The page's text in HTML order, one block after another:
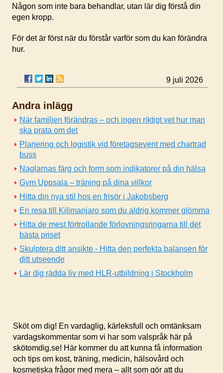
Någon som inte bara behandlar, utan lär dig förstå din
egen kropp.
För det är först när du förstår varför som du kan förändra
hur.
9 juli 2026
Andra inlägg
När familjen förändras – och ingen riktigt vet hur man
ska prata om det
Planering och logistik vid företagsevent med chartrad
buss
Naglarnas färg och form som indikatorer på din hälsa
Gym Uppsala – träning på dina villkor
Hitta din nya stil hos en frisör i Jakobsberg
En resa till Kilimanjaro som du aldrig kommer glömma
Hitta de mest förtrollande förlovningsringarna till det
bästa priset
Skulptera ditt ansikte - Hitta den perfekta balansen för
ditt utseende
Lär dig rädda liv med HLR-utbildning i Stockholm
Sköt om dig! En vardaglig, kärleksfull och omtänksam
vardagskommentar som vi har som valspråk här på
skötomdig.se! Här kommer du att kunna få information
och tips om kost, träning, medicin, hälsovård och
kosmetiska frågor med mera – allt som gör att du